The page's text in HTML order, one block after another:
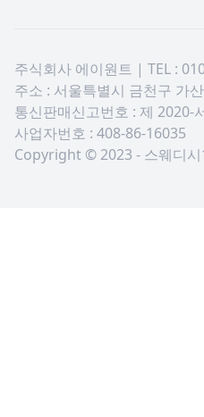
주식회사 에이원트 | TEL :
주소 : 서울특별시 금천구 가
통신판매신고번호 : 제 2020-
사업자번호 : 408-86-16035
Copyright © 2023 - 스웨디